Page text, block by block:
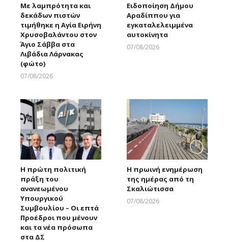
Με λαμπρότητα και
δεκάδων πιστών
τιμήθηκε η Αγία Ειρήνη
Χρυσοβαλάντου στον
Άγιο Σάββα στα
Λιβάδια Λάρνακας
(φώτο)
07/08/2026
Ειδοποίηση Δήμου
Αραδίππου για
εγκαταλελειμμένα
αυτοκίνητα
07/08/2026
Η πρώτη πολιτική
πράξη του
ανανεωμένου
Υπουργικού
Συμβουλίου – Οι επτά
Προέδροι που μένουν
και τα νέα πρόσωπα
στα ΔΣ
Η πρωινή ενημέρωση
της ημέρας από τη
Σκαλιώτισσα
07/08/2026